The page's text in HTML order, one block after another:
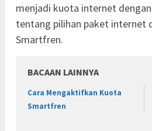
menjadi kuota internet
tentang pilihan paket internet
Smartfren.
BACAAN LAINNYA
Cara Mengaktifkan Kuota
Smartfren